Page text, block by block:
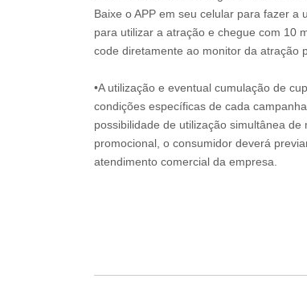
Baixe o APP em seu celular para fazer a
para utilizar a atração e chegue com 10
code diretamente ao monitor da atração
•A utilização e eventual cumulação de
condições específicas de cada
possibilidade de utilização simultânea
promocional, o consumidor deverá
atendimento comercial da empresa.